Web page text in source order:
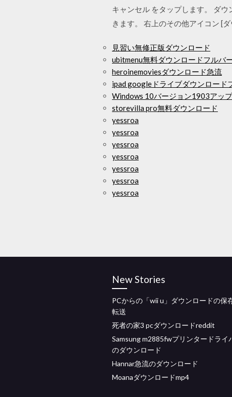
キャンセル をタップします。 ダ
きます。 右上のその他アイコン [
見習い無修正版ダウンロード
ubitmenu無料ダウンロードフルバ
heroinemoviesダウンロード急流
ipad googleドライブダウンロード
Windows 10バージョン1903アッ
storevilla pro無料ダウンロード
yessroa
yessroa
yessroa
yessroa
yessroa
yessroa
yessroa
New Stories
PCからの「wii u」ダウンロードの保
転送
死者の家3 pcダウンロードreddit
Samsung m2885fwプリンタードライ
のダウンロード
Hannar急流のダウンロード
Moanaダウンロードmp4